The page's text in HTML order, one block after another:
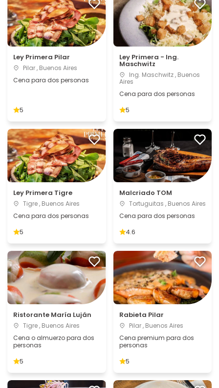
Ley Primera Pilar
Pilar , Buenos Aires
Cena para dos personas
5
Ley Primera - Ing.
Maschwitz
Ing. Maschwitz , Buenos
Aires
Cena para dos personas
5
Ley Primera Tigre
Tigre , Buenos Aires
Cena para dos personas
5
Malcriado TOM
Tortuguitas , Buenos Aires
Cena para dos personas
4.6
Ristorante María Luján
Tigre , Buenos Aires
Cena o almuerzo para dos
personas
5
Rabieta Pilar
Pilar , Buenos Aires
Cena premium para dos
personas
5